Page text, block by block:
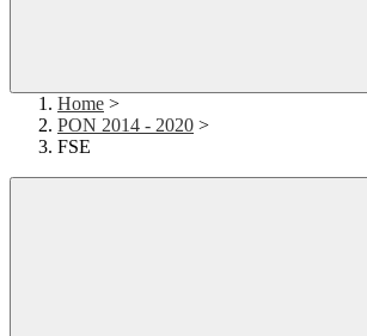
Home >
PON 2014 - 2020 >
FSE